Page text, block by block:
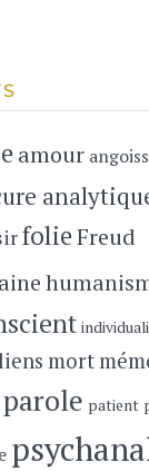
amour
folieFreud
mort
parole patient